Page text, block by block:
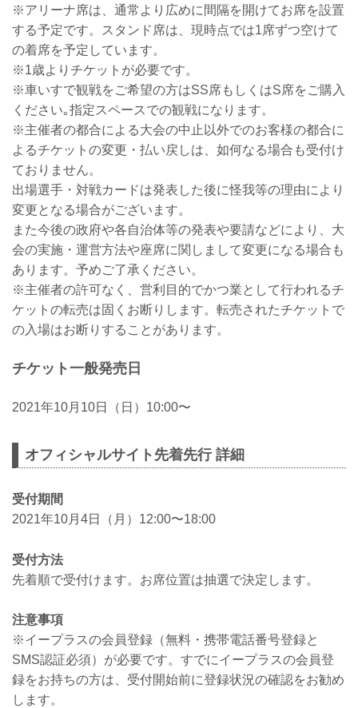
※アリーナ席は、通常より広めに間隔を開けてお席を設置
する予定です。スタンド席は、現時点では1席ずつ空けて
の着席を予定しています。
※1歳よりチケットが必要です。
※車いすで観戦をご希望の方はSS席もしくはS席をご購入
ください｡指定スペースでの観戦になります。
※主催者の都合による大会の中止以外でのお客様の都合に
よるチケットの変更・払い戻しは、如何なる場合も受付け
ておりません。
出場選手・対戦カードは発表した後に怪我等の理由により
変更となる場合がございます。
また今後の政府や各自治体等の発表や要請などにより、大
会の実施・運営方法や座席に関しまして変更になる場合も
あります。予めご了承ください。
※主催者の許可なく、営利目的でかつ業として行われるチ
ケットの転売は固くお断りします。転売されたチケットで
の入場はお断りすることがあります。
チケット一般発売日
2021年10月10日（日）10:00〜
オフィシャルサイト先着先行 詳細
受付期間
2021年10月4日（月）12:00〜18:00
受付方法
先着順で受付けます。お席位置は抽選で決定します。
注意事項
※イープラスの会員登録（無料・携帯電話番号登録と
SMS認証必須）が必要です。すでにイープラスの会員登
録をお持ちの方は、受付開始前に登録状況の確認をお勧め
します。